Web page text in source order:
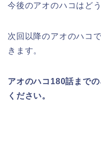
今後のアオのハコはど
次回以降のアオのハコ
きます。
アオのハコ180話まで
ください。